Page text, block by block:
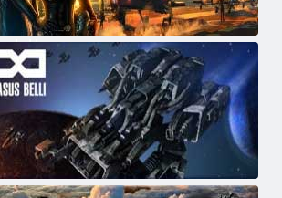
קאַסוס